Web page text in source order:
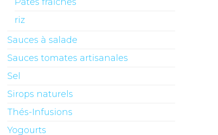
riz
Sauces à salade
Sauces tomates artisanales
Sel
Sirops naturels
Thés-Infusions
Yogourts